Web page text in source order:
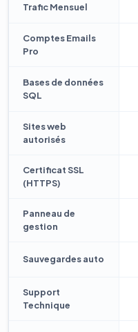
Trafic Mensuel
Comptes Emails
Pro
Bases de données
SQL
Sites web
autorisés
Certificat SSL
(HTTPS)
Panneau de
gestion
Sauvegardes auto
Support
Technique